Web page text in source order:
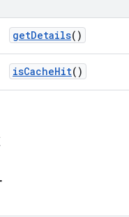
getDetails()
isCacheHit()